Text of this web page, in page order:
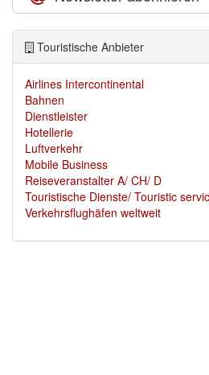
Touristische Anbieter
Airlines Intercontinental
Bahnen
Dienstleister
Hotellerie
Luftverkehr
Mobile Business
Reiseveranstalter A/ CH/ D
Touristische Dienste/ Touristic
Verkehrsflughäfen weltweit